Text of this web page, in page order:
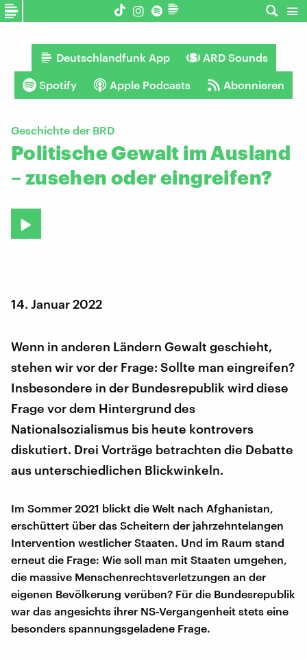
Deutschlandfunk App ARD Sounds
Spotify Apple Podcasts Abonnieren
Geschichte der BRD
Politische Gewalt im Ausland
– zusehen oder eingreifen?
14. Januar 2022
Wenn in anderen Ländern Gewalt geschieht,
stehen wir vor der Frage: Sollte man eingreifen?
Insbesondere in der Bundesrepublik wird diese
Frage vor dem Hintergrund des
Nationalsozialismus bis heute kontrovers
diskutiert. Drei Vorträge betrachten die Debatte
aus unterschiedlichen Blickwinkeln.
Im Sommer 2021 blickt die Welt nach Afghanistan,
erschüttert über das Scheitern der jahrzehntelangen
Intervention westlicher Staaten. Und im Raum stand
erneut die Frage: Wie soll man mit Staaten umgehen,
die massive Menschenrechtsverletzungen an der
eigenen Bevölkerung verüben? Für die Bundesrepublik
war das angesichts ihrer NS-Vergangenheit stets eine
besonders spannungsgeladene Frage.